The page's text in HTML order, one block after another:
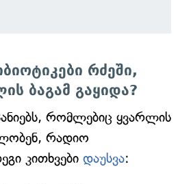
რძეში,
ბაგამ გაყიდა?
რომლებიც ყვარლის
რადიო
კითხვები დაუსვა: